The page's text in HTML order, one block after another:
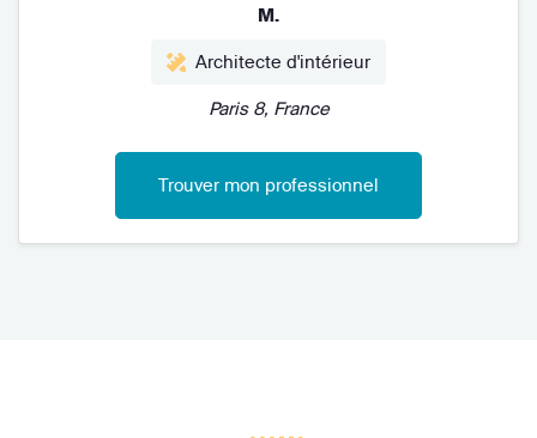
M.
Architecte d'intérieur
Paris 8, France
Trouver mon professionnel